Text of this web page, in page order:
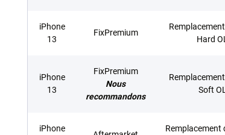
iPhone
13
FixPremium
Hard
iPhone
13
FixPremium
Nous
recommandons
Soft
iPhone
Remplacement